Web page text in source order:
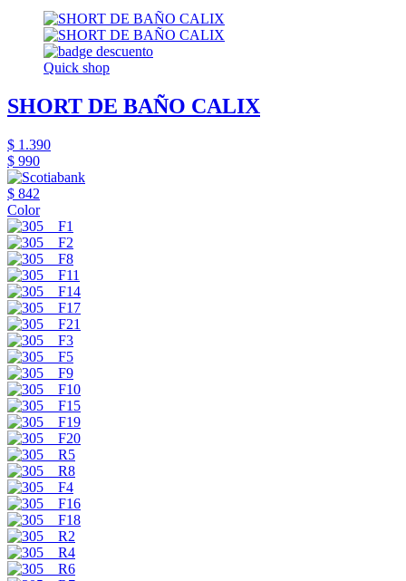
Quick shop
SHORT DE BAÑO CALIX
$ 1.390
$ 990
$ 842
Color